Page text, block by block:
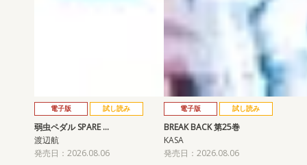
電子版 試し読み
弱虫ペダル SPARE …
渡辺航
発売日：2026.08.06
電子版 試し読み
BREAK BACK 第25巻
KASA
発売日：2026.08.06